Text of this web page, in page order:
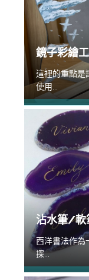
鏡子彩繪
這裡的重點是
使用...
沾水筆/軟
西洋書法作為
探...